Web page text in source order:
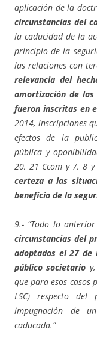
aplicación de la
circunstancias del
la caducidad de la
principio de la
las relaciones con
relevancia del
amortización de las
fueron inscritas en
2014, inscripciones
efectos de la
pública y
20, 21 Ccom y 7, 8
certeza a las
beneficio de la
9.- “Todo lo
circunstancias del
adoptados el 27 de
público societario
que para esos casos
LSC) respecto
impugnación de
caducada.”